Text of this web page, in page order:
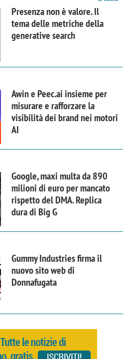
Presenza non è valore. Il
tema delle metriche della
generative search
Awin e Peec.ai insieme per
misurare e rafforzare la
visibilità dei brand nei motori
AI
Google, maxi multa da 890
milioni di euro per mancato
rispetto del DMA. Replica
dura di Big G
Gummy Industries firma il
nuovo sito web di
Donnafugata